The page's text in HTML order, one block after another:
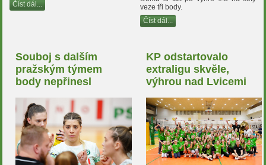
Číst dál...
veze tři body.
Číst dál...
Souboj s dalším
pražským týmem
body nepřinesl
KP odstartovalo
extraligu skvěle,
výhrou nad Lvicemi